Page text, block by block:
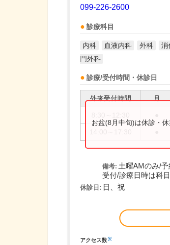
099-226-2600
診療科目
内科 血液内科 外科 消
門外科
診療/受付時間・休診日
外来受付時間 月
お盆(8月中旬)は休診・
備考: 土曜AMのみ/予
受付/診療日時は科
休診日: 日、祝
アクセス数※